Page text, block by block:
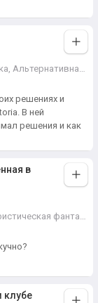
Альтернативная история
решениях и
В ней
решения и как
в
фантастика
клубе